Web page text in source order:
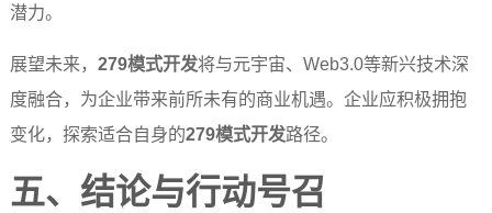
潜力。
展望未来， 279模式开发将与元宇宙、Web3.0等新兴技术深
度融合，为企业带来前所未有的商业机遇。企业应积极拥抱
变化，探索适合自身的279模式开发路径。
五、结论与行动号召